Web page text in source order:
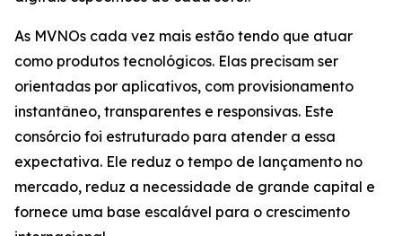
As MVNOs cada vez mais estão tendo que atuar
como produtos tecnológicos. Elas precisam ser
orientadas por aplicativos, com provisionamento
instantâneo, transparentes e responsivas. Este
consórcio foi estruturado para atender a essa
expectativa. Ele reduz o tempo de lançamento no
mercado, reduz a necessidade de grande capital e
fornece uma base escalável para o crescimento